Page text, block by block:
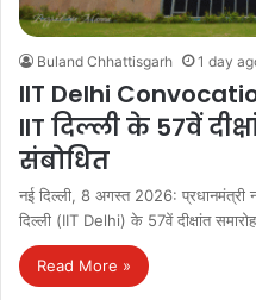
Buland Chhattisgarh 1 day
IIT Delhi
IIT दिल्ली के 57वें
संबोधित
नई दिल्ली, 8 अगस्त 2026: प्रधानमंत्री
दिल्ली (IIT Delhi) के 57वें दीक्षांत
Read More »